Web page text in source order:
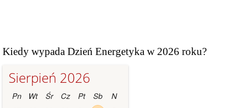
Kiedy wypada Dzień Energetyka w 2026 roku?
Sierpień 2026
Pn Wt Śr Cz Pt Sb
N